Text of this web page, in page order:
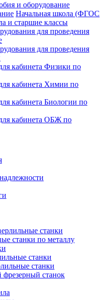
и оборудование
Начальная школа (ФГОС
и старшие классы
для проведения
для проведения
кабинета Физики по
кабинета Химии по
кабинета Биологии по
кабинета ОБЖ по
станки
станки по металлу
станки
станки
станок